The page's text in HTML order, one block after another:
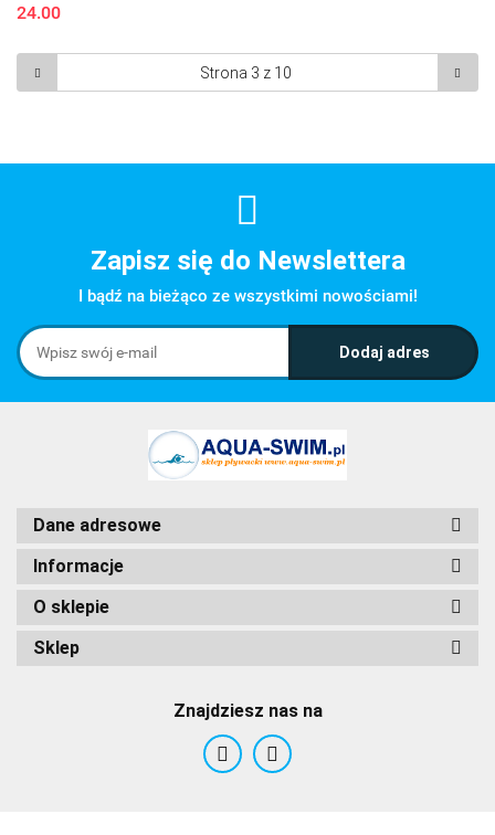
24.00
Zapisz się do Newslettera
I bądź na bieżąco ze wszystkimi nowościami!
Dane adresowe
Informacje
O sklepie
Sklep
Znajdziesz nas na